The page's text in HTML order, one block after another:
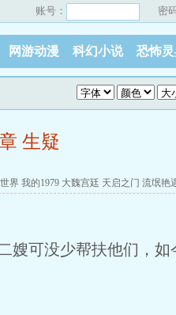
账号： 密
网游动漫 科幻小说 恐怖
生疑
界 我的1979 大魏宫廷 天启之门 流氓艳
嫂可没少帮扶他们，